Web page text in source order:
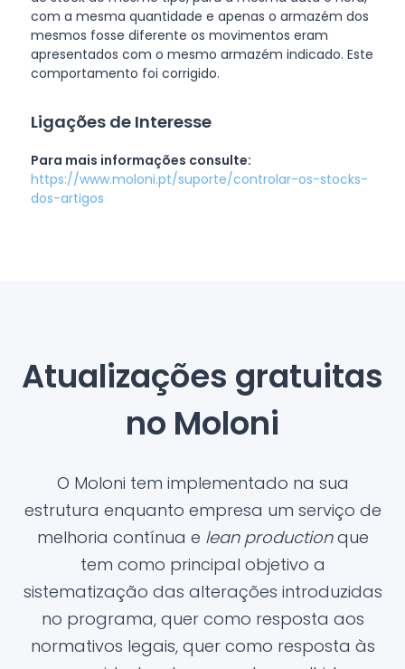
com a mesma quantidade e apenas o armazém dos
mesmos fosse diferente os movimentos eram
apresentados com o mesmo armazém indicado. Este
comportamento foi corrigido.
Ligações de Interesse
Para mais informações consulte:
https://www.moloni.pt/suporte/controlar-os-stocks-
dos-artigos
Atualizações gratuitas
no Moloni
O Moloni tem implementado na sua
estrutura enquanto empresa um serviço de
melhoria contínua e lean productionque
tem como principal objetivo a
sistematização das alterações introduzidas
no programa, quer como resposta aos
normativos legais, quer como resposta às